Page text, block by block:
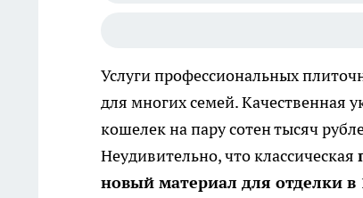
Услуги профессиональных
для многих семей. Качественная
кошелек на пару сотен тысяч
Неудивительно, что классическая
новый материал для отделки в